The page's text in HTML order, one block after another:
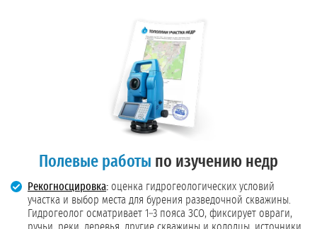
Полевые работы по изучению недр
Рекогносцировка: оценка гидрогеологических условий
участка и выбор места для бурения разведочной скважины.
Гидрогеолог осматривает 1–3 пояса ЗСО, фиксирует овраги,